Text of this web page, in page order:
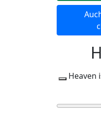
Heaven